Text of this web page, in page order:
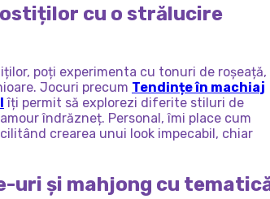
cu o strălucire
poți experimenta cu tonuri de roșeață,
Jocuri precum Tendințe în machiaj
îți permit să explorezi diferite stiluri de
îndrăzneț. Personal, îmi place cum
crearea unui look impecabil, chiar
uri și mahjong cu